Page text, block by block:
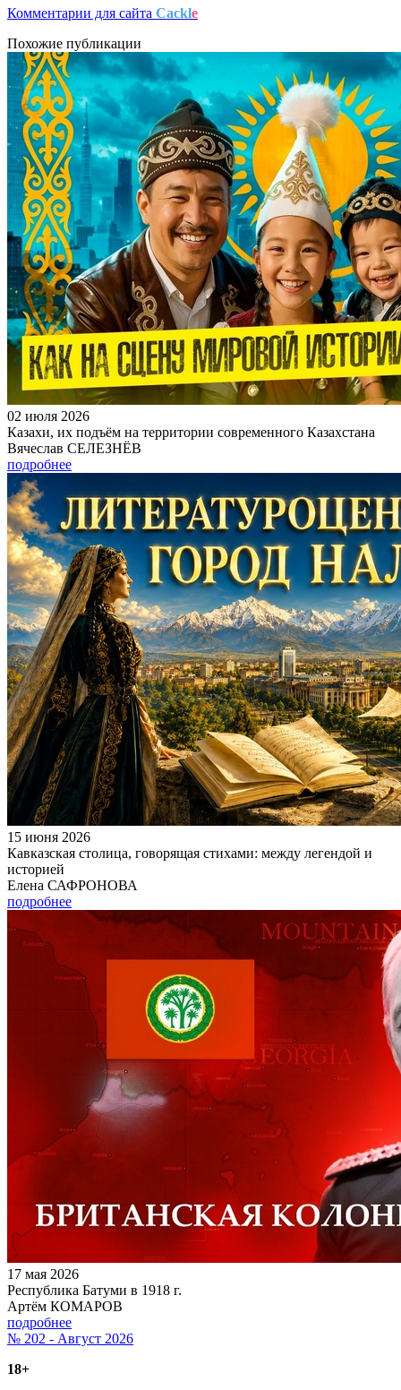
Комментарии для сайта Cackle
Похожие публикации
02 июля 2026
Казахи, их подъём на территории современного Казахстана
Вячеслав СЕЛЕЗНЁВ
подробнее
15 июня 2026
Кавказская столица, говорящая стихами: между легендой и
историей
Елена САФРОНОВА
подробнее
17 мая 2026
Республика Батуми в 1918 г.
Артём КОМАРОВ
подробнее
№ 202 - Август 2026
18+